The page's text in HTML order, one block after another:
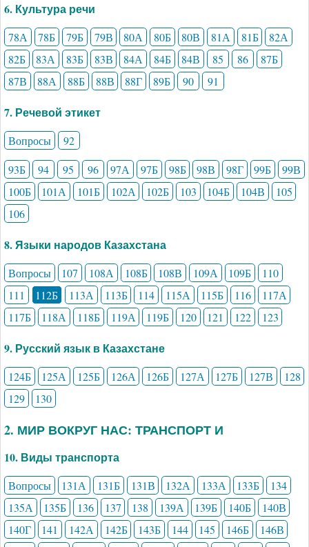
6. Культура речи
78А 78Б 79Б 79В 80А 80Б 80В 81А 81Б
82А
82Б
83А 83Б 83В 84А 84Б 84В 85 86
87Б
87В
88А 88Б 88В 88Г 89Б 90 91
7. Речевой этикет
Вопросы
92
93Б
94 95 96 97А 97Б 98Б 98В 98Г 99Б
99В
100Б
101А 101Б 102А 102Б 103 104Б 104В
105
106
8. Языки народов Казахстана
Вопросы 107 108А 108Б 108В 109А 109Б
110
111
112Б 113А 113Б 114 115А 115Б 116
117А
117Б
118А 118Б 119А 119Б 120 121 122 123
9. Русский язык в Казахстане
124Б 125А 125Б 126А 126Б 127А 127Б 127В
128
129
130
2. МИР ВОКРУГ НАС: ТРАНСПОРТ И
10. Виды транспорта
Вопросы 131А 131Б 131В 132А 133А 133Б
134
135А
135Б 136 137 138 139А 139Б 140Б
140В
140Г
141 142А 142Б 143Б 144 145 146Б
146В